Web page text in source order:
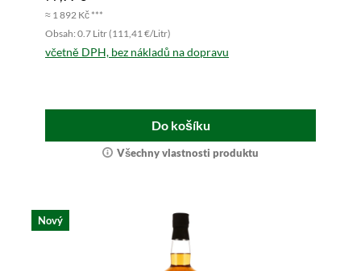
≈ 1 892 Kč ***
Obsah: 0.7 Litr (111,41 €/Litr)
včetně DPH, bez nákladů na dopravu
Do košíku
Všechny vlastnosti produktu
Nový